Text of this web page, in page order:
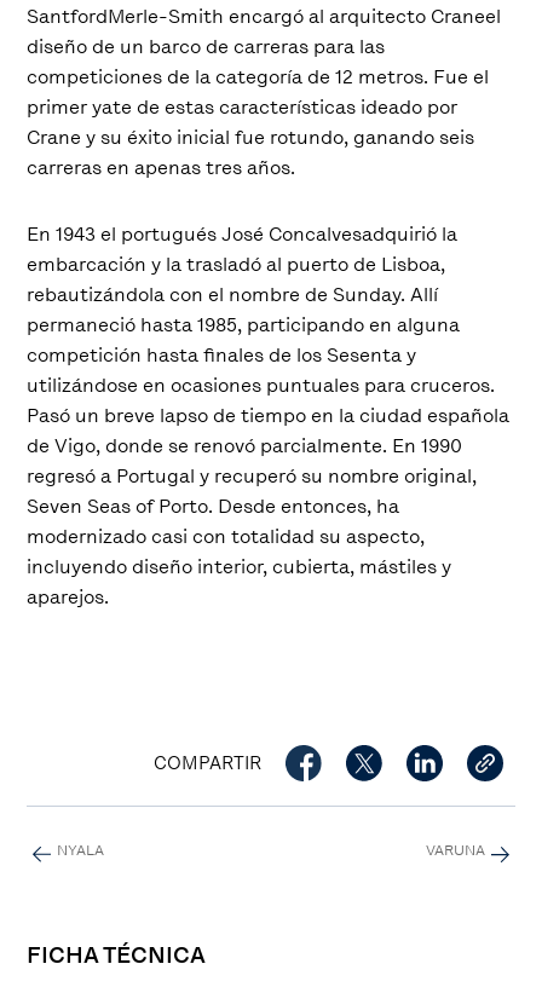
SantfordMerle-Smith encargó al arquitecto Craneel
diseño de un barco de carreras para las
competiciones de la categoría de 12 metros. Fue el
primer yate de estas características ideado por
Crane y su éxito inicial fue rotundo, ganando seis
carreras en apenas tres años.
En 1943 el portugués José Concalvesadquirió la
embarcación y la trasladó al puerto de Lisboa,
rebautizándola con el nombre de Sunday. Allí
permaneció hasta 1985, participando en alguna
competición hasta finales de los Sesenta y
utilizándose en ocasiones puntuales para cruceros.
Pasó un breve lapso de tiempo en la ciudad española
de Vigo, donde se renovó parcialmente. En 1990
regresó a Portugal y recuperó su nombre original,
Seven Seas of Porto. Desde entonces, ha
modernizado casi con totalidad su aspecto,
incluyendo diseño interior, cubierta, mástiles y
aparejos.
COMPARTIR
NYALA VARUNA
FICHA TÉCNICA